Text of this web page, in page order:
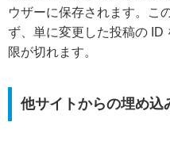
ウザーに保存されます。こ
ず、単に変更した投稿の ID
限が切れます。
他サイトからの埋め込